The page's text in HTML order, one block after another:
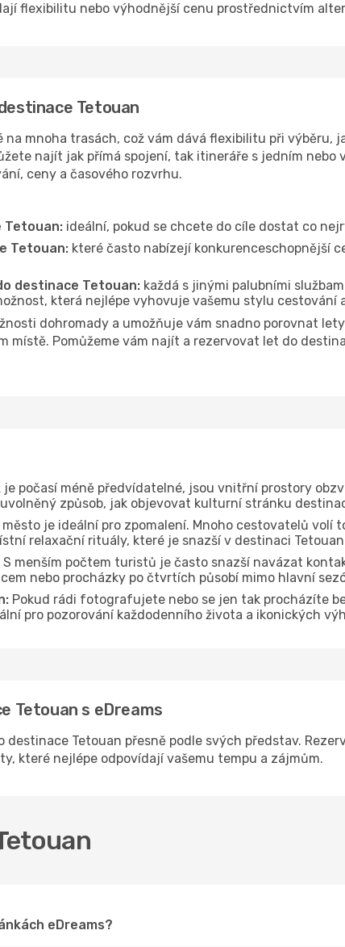
flexibilitu nebo výhodnější cenu prostřednictvím
Tetouan
mnoha trasách, což vám dává flexibilitu při výběru,
najít jak přímá spojení, tak itineráře s jedním nebo
ceny a časového rozvrhu.
Tetouan: ideální, pokud se chcete do cíle dostat co
Tetouan: které často nabízejí konkurenceschopnější
destinace Tetouan: každá s jinými palubními
která nejlépe vyhovuje vašemu stylu cestování
dohromady a umožňuje vám snadno porovnat
místě. Pomůžeme vám najít a rezervovat let do
je počasí méně předvídatelné, jsou vnitřní prostory
způsob, jak objevovat kulturní stránku
město je ideální pro zpomalení. Mnoho cestovatelů volí
relaxační rituály, které je snazší v destinaci
S menším počtem turistů je často snazší navázat
nebo procházky po čtvrtích působí mimo hlavní
Pokud rádi fotografujete nebo se jen tak procházíte
pro pozorování každodenního života a ikonických
Tetouan s eDreams
destinace Tetouan přesně podle svých představ.
které nejlépe odpovídají vašemu tempu a zájmům.
eDreams?